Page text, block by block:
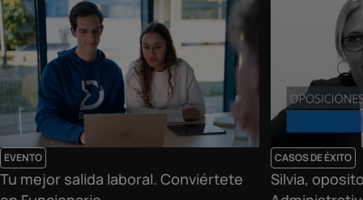
EVENTO
Tu mejor salida laboral. Conviértete
CASOS DE ÉXITO
Silvia,